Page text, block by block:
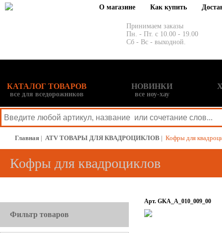
О магазине Как купить
Принимаем заказы
Пн. - Пт. с 10.00 - 19.00
Сб - Вс - выходной.
КАТАЛОГ ТОВАРОВ
все для вседорожников
НОВИНКИ
все ноу-хау
Главная | ATV ТОВАРЫ ДЛЯ КВАДРОЦИКЛОВ | Кофры для
Кофры для квадроциклов
Фильтр товаров
Арт. GKA_A_010_009_00